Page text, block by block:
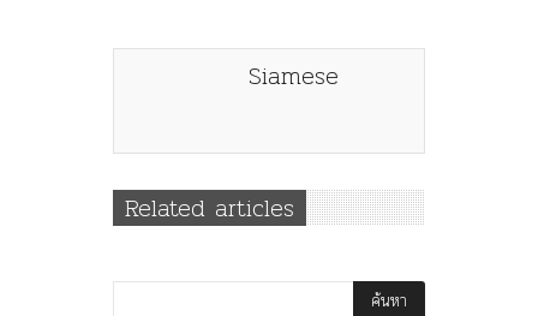
Siamese
Related articles